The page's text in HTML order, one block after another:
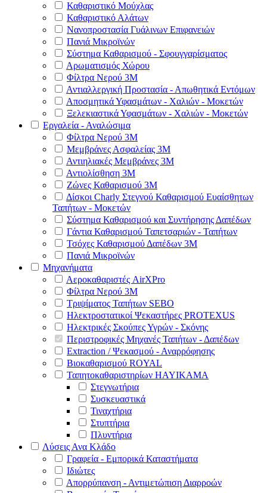
Καθαριστικό Μούχλας
Καθαριστικό Αλάτων
Νανοπροστασία Γυάλινων Επιφανειών
Πανιά Μικροϊνών
Σύστημα Καθαρισμού - Σφουγγαρίσματος
Αρωματισμός Χώρου
Φίλτρα Νερού 3Μ
Αντιαλλεργική Προστασία - Απωθητικά Εντόμων
Αποσμητικά Υφασμάτων - Χαλιών - Μοκετών
Ξελεκιαστικά Υφασμάτων - Χαλιών - Μοκετών
Εργαλεία - Αναλώσιμα
Φίλτρα Νερού 3Μ
Μεμβράνες Ασφαλείας 3Μ
Αντιηλιακές Μεμβράνες 3Μ
Αντιολίσθηση 3Μ
Ζώνες Καθαρισμού 3Μ
Δίσκοι Charly Στεγνού Καθαρισμού Ευαίσθητων
Ταπήτων - Μοκετών
Σύστημα Καθαρισμού και Συντήρησης Δαπέδων
Γάντια Καθαρισμού Ταπετσαριών - Ταπήτων
Τσόχες Καθαρισμού Δαπέδων 3Μ
Πανιά Μικροϊνών
Μηχανήματα
Αεροκαθαριστές AirXPro
Φίλτρα Νερού 3M
Τριψίματος Ταπήτων SEBO
Ηλεκτροστατικοί Ψεκαστήρες PROTEXUS
Ηλεκτρικές Σκούπες Υγρών - Σκόνης
Περιστροφικές Μηχανές Ταπήτων - Δαπέδων
Extraction / Ψεκασμού - Αναρρόφησης
Βιοκαθαρισμού ROYAL
Ταπητοκαθαριστηρίων HAYIKAMA
Στεγνωτήρια
Συσκευαστικά
Τιναχτήρια
Στυπτήρια
Πλυντήρια
Λύσεις Ανα Κλάδο
Γραφεία - Εμπορικά Καταστήματα
Ιδιώτες
Απορρύπανση - Αντιμετώπιση Διαρροών